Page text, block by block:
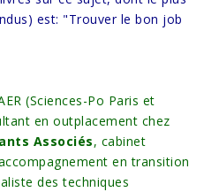
est: "Trouver le bon job
(Sciences-Po Paris et
en outplacement chez
Associés, cabinet
en transition
des techniques